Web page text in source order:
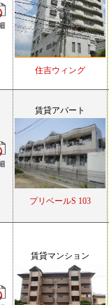
住吉ウィング
賃貸アパート
プリベールS 103
賃貸マンション